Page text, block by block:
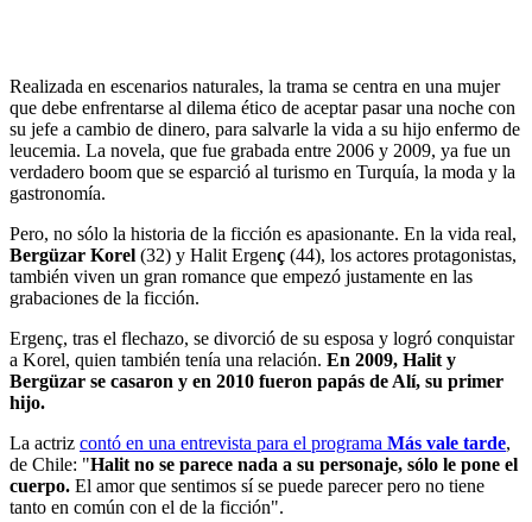
Realizada en escenarios naturales, la trama se centra en una mujer
que debe enfrentarse al dilema ético de aceptar pasar una noche con
su jefe a cambio de dinero, para salvarle la vida a su hijo enfermo de
leucemia. La novela, que fue grabada entre 2006 y 2009, ya fue un
verdadero boom que se esparció al turismo en Turquía, la moda y la
gastronomía.
Pero, no sólo la historia de la ficción es apasionante. En la vida real,
Bergüzar Korel (32) y Halit Ergenç (44), los actores protagonistas,
también viven un gran romance que empezó justamente en las
grabaciones de la ficción.
Ergenç, tras el flechazo, se divorció de su esposa y logró conquistar
a Korel, quien también tenía una relación. En 2009, Halit y
Bergüzar se casaron y en 2010 fueron papás de Alí, su primer
hijo.
La actriz contó en una entrevista para el programa Más vale tarde,
de Chile: "Halit no se parece nada a su personaje, sólo le pone el
cuerpo. El amor que sentimos sí se puede parecer pero no tiene
tanto en común con el de la ficción".